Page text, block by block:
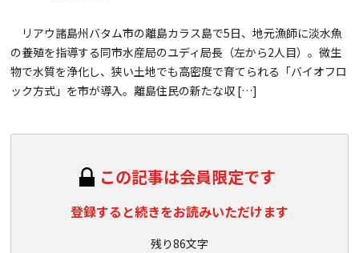
リアウ諸島州バタム市の離島カラス島で5日、地元漁師に淡水魚
の養殖を指導する同市水産局のユディ局長（左から2人目）。微生
物で水質を浄化し、狭い土地でも高密度で育てられる「バイオフロ
ック方式」を市が導入。離島住民の新たな収 […]
この記事は会員限定です
登録すると続きをお読みいただけます
残り86文字